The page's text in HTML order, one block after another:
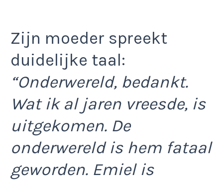
Zijn moeder spreekt
duidelijke taal:
“Onderwereld, bedankt.
Wat ik al jaren vreesde, is
uitgekomen. De
onderwereld is hem fataal
geworden. Emiel is